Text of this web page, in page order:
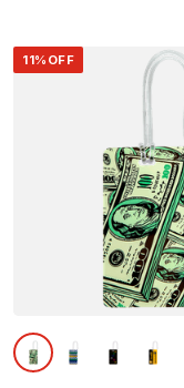
11% OFF